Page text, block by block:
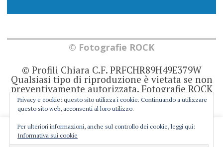
© Fotografie ROCK
© Profili Chiara C.F. PRFCHR89H49E379W
Qualsiasi tipo di riproduzione è vietata se non
preventivamente autorizzata. Fotografie ROCK
non rappresenta una testata giornalistica in
quanto viene aggiornato senza alcuna
prodotto editoriale ai sensi della legge 62 del
7/3/2001. Ogni autore è direttamente
This website uses cookies to improve your experience. We'll
assume you're ok with this, but you can opt-out if you wish.
Privacy e cookie: questo sito utilizza i cookie. Continuando a utilizzare
questo sito web, acconsenti al loro utilizzo.
Per ulteriori informazioni, anche sul controllo dei cookie, leggi qui:
Informativa sui cookie